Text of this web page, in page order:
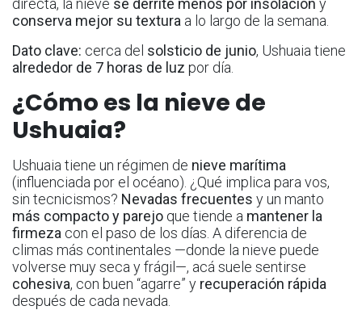
conserva mejor su textura a lo largo de la semana.
Dato clave: cerca del solsticio de junio, Ushuaia tiene
alrededor de 7 horas de luz por día.
¿Cómo es la nieve de
Ushuaia?
Ushuaia tiene un régimen de nieve marítima
(influenciada por el océano). ¿Qué implica para vos,
sin tecnicismos? Nevadas frecuentes y un manto
más compacto y parejo que tiende a mantener la
firmeza con el paso de los días. A diferencia de
climas más continentales —donde la nieve puede
volverse muy seca y frágil—, acá suele sentirse
cohesiva, con buen “agarre” y recuperación rápida
después de cada nevada.